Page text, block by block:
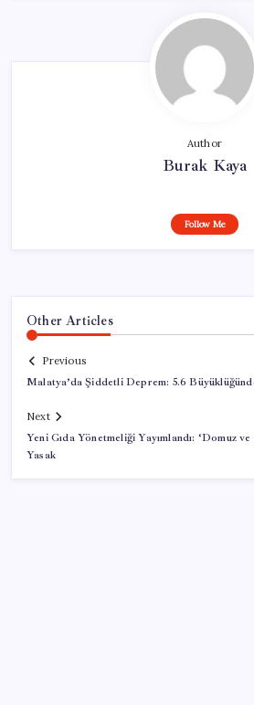
Author
Burak Kaya
Follow Me
Other Articles
Previous
Malatya’da Şiddetli Deprem: 5.6
Next
Yeni Gıda Yönetmeliği Yayımlandı: ‘Domuz
Yasak